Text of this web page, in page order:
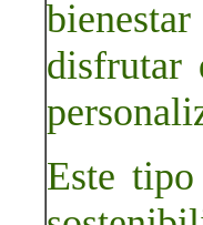
disfrutar
Este